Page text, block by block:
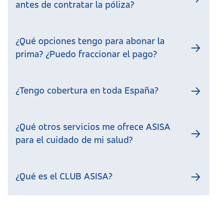
antes de contratar la póliza?
¿Qué opciones tengo para abonar la
prima? ¿Puedo fraccionar el pago?
¿Tengo cobertura en toda España?
¿Qué otros servicios me ofrece ASISA
para el cuidado de mi salud?
¿Qué es el CLUB ASISA?